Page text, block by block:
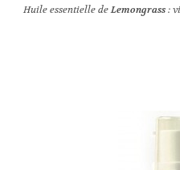
Huile essentielle deLemongrass: